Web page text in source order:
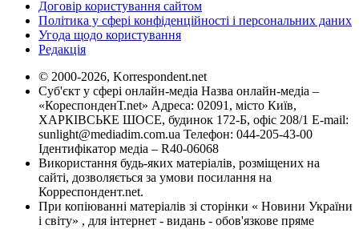
Договір користування сайтом
Політика у сфері конфіденційності і персональних даних
Угода щодо користування
Редакція
© 2000-2026, Korrespondent.net
Суб'єкт у сфері онлайн-медіа Назва онлайн-медіа –
«КореспонденТ.net» Адреса: 02091, місто Київ,
ХАРКІВСЬКЕ ШОСЕ, будинок 172-Б, офіс 208/1 E-mail:
sunlight@mediadim.com.ua Телефон: 044-205-43-00
Ідентифікатор медіа – R40-06068
Використання будь-яких матеріалів, розміщених на
сайті, дозволяється за умови посилання на
Корреспондент.net.
При копіюванні матеріалів зі сторінки « Новини України
і світу» , для інтернет - видань - обов'язкове пряме